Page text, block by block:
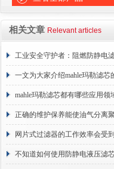
相关文章 Relevant articles
工业安全守护者：阻燃防静电
术原理与应用解析
一文为大家介绍mahle玛勒滤芯
原理
mahle玛勒滤芯都有哪些应用领
正确的维护保养能使油气分离
长期稳定运行
网片式过滤器的工作效率会受
素的影响？
不知道如何使用防静电液压滤